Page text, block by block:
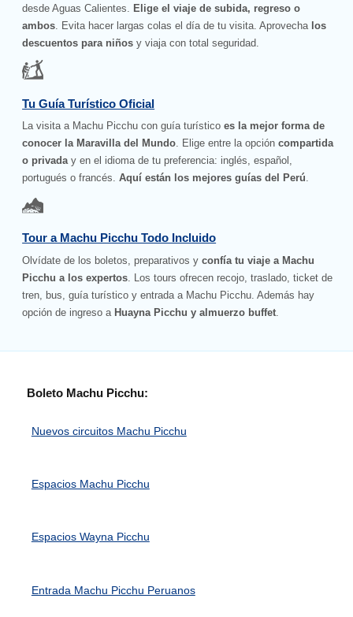
desde Aguas Calientes. Elige el viaje de subida, regreso o
ambos. Evita hacer largas colas el día de tu visita. Aprovecha los
descuentos para niños y viaja con total seguridad.
Tu Guía Turístico Oficial
La visita a Machu Picchu con guía turístico es la mejor forma de
conocer la Maravilla del Mundo. Elige entre la opcióncompartida
o privaday en el idioma de tu preferencia: inglés, español,
portugués o francés.Aquí están los mejores guías del Perú.
Tour a Machu Picchu Todo Incluido
Olvídate de los boletos, preparativos yconfía tu viaje a Machu
Picchu a los expertos . Los tours ofrecen recojo, traslado, ticket de
tren, bus, guía turístico y entrada a Machu Picchu. Además hay
opción de ingreso a Huayna Picchu y almuerzo buffet
Boleto Machu Picchu:
Nuevos circuitos Machu Picchu
Espacios Machu Picchu
Espacios Wayna Picchu
Entrada Machu Picchu Peruanos